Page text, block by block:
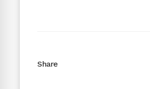
Share